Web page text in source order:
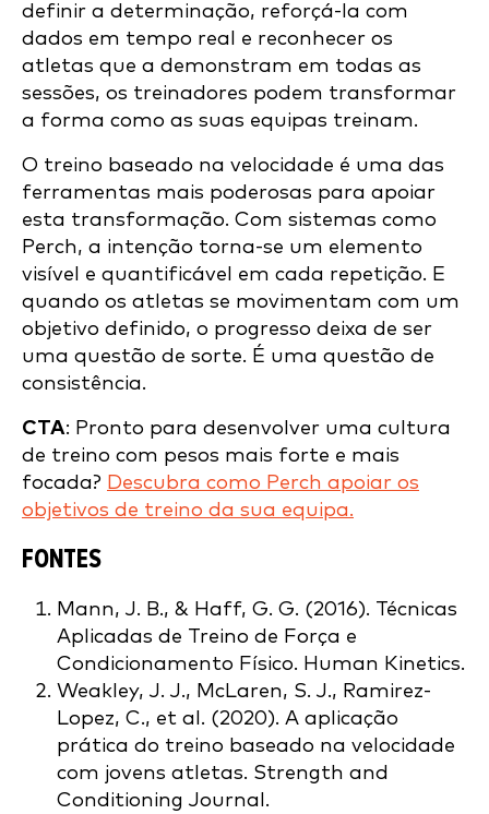
definir a determinação, reforçá-la com
dados em tempo real e reconhecer os
atletas que a demonstram em todas as
sessões, os treinadores podem transformar
a forma como as suas equipas treinam.
O treino baseado na velocidade é uma das
ferramentas mais poderosas para apoiar
esta transformação. Com sistemas como
Perch, a intenção torna-se um elemento
visível e quantificável em cada repetição. E
quando os atletas se movimentam com um
objetivo definido, o progresso deixa de ser
uma questão de sorte. É uma questão de
consistência.
CTA: Pronto para desenvolver uma cultura
de treino com pesos mais forte e mais
focada? Descubra como Perch apoiar os
objetivos de treino da sua equipa.
FONTES
Mann, J. B., & Haff, G. G. (2016). Técnicas
Aplicadas de Treino de Força e
Condicionamento Físico. Human Kinetics.
Weakley, J. J., McLaren, S. J., Ramirez-
Lopez, C., et al. (2020). A aplicação
prática do treino baseado na velocidade
com jovens atletas. Strength and
Conditioning Journal.